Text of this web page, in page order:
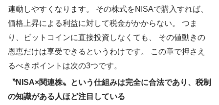
連動しやすくなります。 その株式をNISAで購入すれば、
価格上昇による利益に対して税金がかからない。 つま
り、ビットコインに直接投資しなくても、 その値動きの
恩恵だけは享受できるというわけです。 この章で押さえ
るべきポイントは次の3つです。
〝NISA×関連株〟という仕組みは完全に合法であり、税制
の知識がある人ほど注目している